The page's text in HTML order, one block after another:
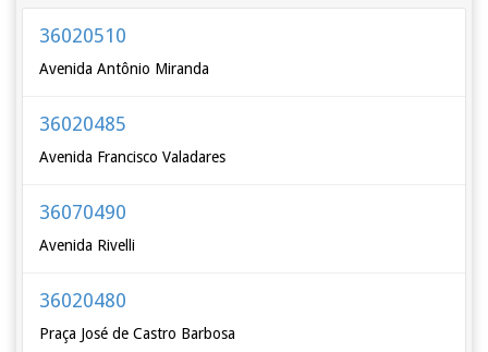
36020510
Avenida Antônio Miranda
36020485
Avenida Francisco Valadares
36070490
Avenida Rivelli
36020480
Praça José de Castro Barbosa